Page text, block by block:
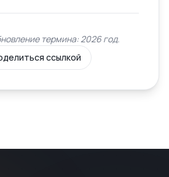
термина: 2026 год.
ссылкой